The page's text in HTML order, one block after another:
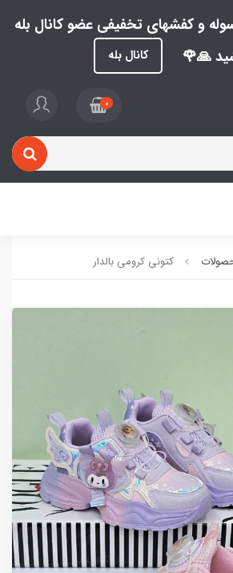
و کفشهای تخفیفی عضو کانال بله
🙏🌹
کانال بله
0
کتونی کرومی بالدار